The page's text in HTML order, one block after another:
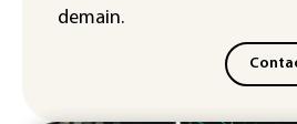
demain.